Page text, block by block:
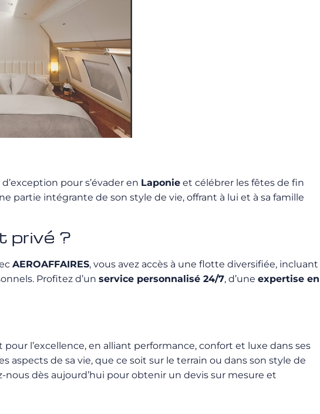
pour s’évader en Laponie et célébrer les fêtes de fin
partie intégrante de son style de vie, offrant à lui et à sa famille
privé ?
AEROAFFAIRES, vous avez accès à une flotte diversifiée, incluant
Profitez d’un service personnalisé 24/7, d’une expertise en
l’excellence, en alliant performance, confort et luxe dans ses
de sa vie, que ce soit sur le terrain ou dans son style de
nous dès aujourd’hui pour obtenir un devis sur mesure et